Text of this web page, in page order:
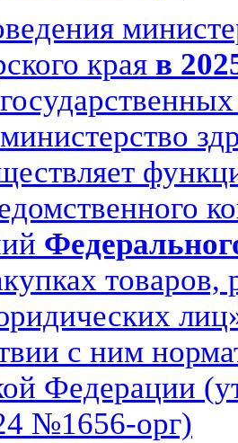
края в
товаров,
с ним
Федерации
№1656-орг)